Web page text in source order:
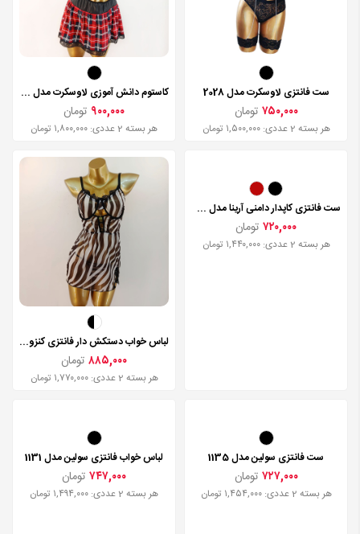
ست فانتزی لاوسکرت مدل 2028
۷۵۰,۰۰۰ تومان
هر بسته 2 عددی: ۱,۵۰۰,۰۰۰ تومان
کاستوم دانش آموزی لاوسکرت مدل 2099
۹۰۰,۰۰۰ تومان
هر بسته 2 عددی: ۱,۸۰۰,۰۰۰ تومان
ست فانتزی کاپدار دامنی آرینا مدل 265
۷۲۰,۰۰۰ تومان
هر بسته 2 عددی: ۱,۴۴۰,۰۰۰ تومان
لباس خواب دستکش دار فانتزی کنزو مدل 1638
۸۸۵,۰۰۰ تومان
هر بسته 2 عددی: ۱,۷۷۰,۰۰۰ تومان
ست فانتزی سولین مدل 1135
۷۲۷,۰۰۰ تومان
هر بسته 2 عددی: ۱,۴۵۴,۰۰۰ تومان
لباس خواب فانتزی سولین مدل 1131
۷۴۷,۰۰۰ تومان
هر بسته 2 عددی: ۱,۴۹۴,۰۰۰ تومان